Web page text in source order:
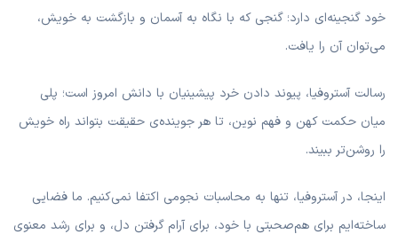
خود گنجینه‌ای دارد؛ گنجی که با نگاه به آسمان و بازگشت به خویش،
می‌توان آن را یافت.
رسالت آستروفیا، پیوند دادن خرد پیشینیان با دانش امروز است؛ پلی
میان حکمت کهن و فهم نوین، تا هر جوینده‌ی حقیقت بتواند راه خویش
را روشن‌تر ببیند.
اینجا، در آستروفیا، تنها به محاسبات نجومی اکتفا نمی‌کنیم. ما فضایی
ساخته‌ایم برای هم‌صحبتی با خود، برای آرام گرفتن دل، و برای رشد معنوی